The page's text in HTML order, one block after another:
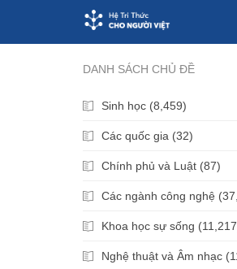
DANH SÁCH CHỦ ĐỀ
Sinh học (8,459)
Các quốc gia (32)
Chính phủ và Luật (87)
Các ngành công nghệ
Khoa học sự sống
Nghệ thuật và Âm nhạc